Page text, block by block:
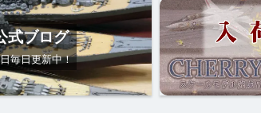
式ブログ
毎日更新中！